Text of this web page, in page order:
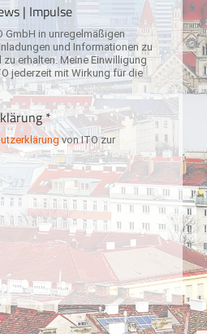
| Impulse
GmbH in unregelmäßigen
und Informationen zu
zu erhalten. Meine Einwilligung
jederzeit mit Wirkung für die
*
von ITO zur